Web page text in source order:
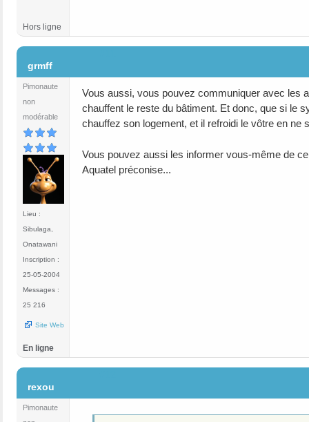
Hors ligne
grmff
Pimonaute
non
modérable
Lieu :
Sibulaga,
Onatawani
Inscription :
25-05-2004
Messages :
25 216
Site Web
Vous aussi, vous pouvez communiquer avec les
chauffent le reste du bâtiment. Et donc, que si le
chauffez son logement, et il refroidi le vôtre en ne
Vous pouvez aussi les informer vous-même de
Aquatel préconise...
En ligne
rexou
Pimonaute